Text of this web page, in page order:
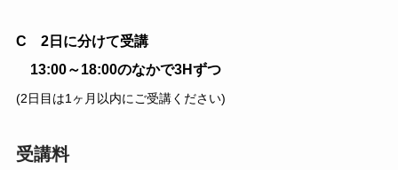
C 2日に分けて受講
13:00～18:00のなかで3Hずつ
(2日目は1ヶ月以内にご受講ください)
受講料